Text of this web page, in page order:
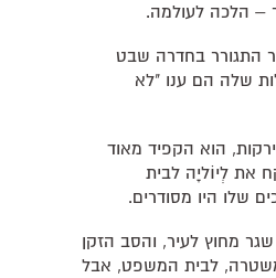
– הלכה לעולמה.
התגורר בחדרה שבט
שלה הם ענו "לא
הוא הקפיד מאוד
את לְיוֹליָה לבית
שלו היו מסודרים.
מחוץ לעיר, והסב הזקן
לבית המשפט, אבל